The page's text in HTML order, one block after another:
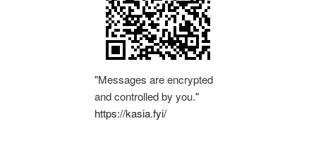
"Messages are encrypted
and controlled by you."
https://kasia.fyi/